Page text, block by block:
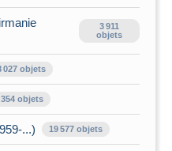
3 911
objets
027 objets
354 objets
...) 19 577 objets